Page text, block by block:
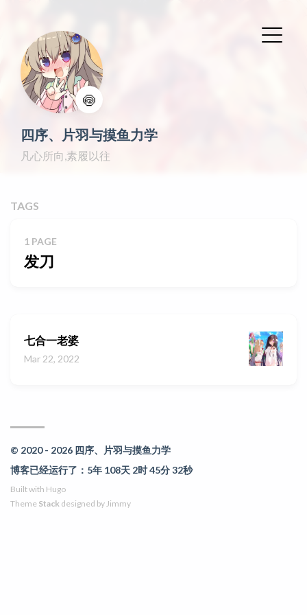
🍥
四序、片羽与摸鱼力学
凡心所向,素履以往
TAGS
1 PAGE
发刀
七合一老婆
Mar 22, 2022
© 2020 - 2026 四序、片羽与摸鱼力学
博客已经运行了：5年 108天 2时 45分 32秒
Built with Hugo
Theme Stack designed by Jimmy